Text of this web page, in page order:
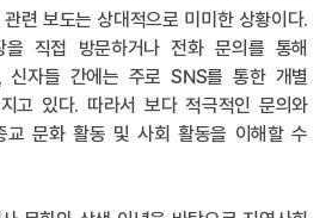
련 보도는 상대적으로 미미한 상황이다.
을 직접 방문하거나 전화 문의를 통해
신자들 간에는 주로 SNS를 통한 개별
고 있다. 따라서 보다 적극적인 문의와
교 문화 활동 및 사회 활동을 이해할 수